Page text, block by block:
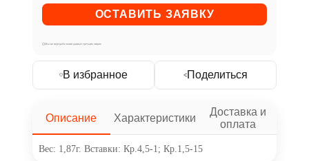
Мы не передаём ваши данные третьим лицам
В избранное Поделиться
Описание Характеристики
Доставка и
оплата
Вес: 1,87г. Вставки: Кр.4,5-1; Кр.1,5-15